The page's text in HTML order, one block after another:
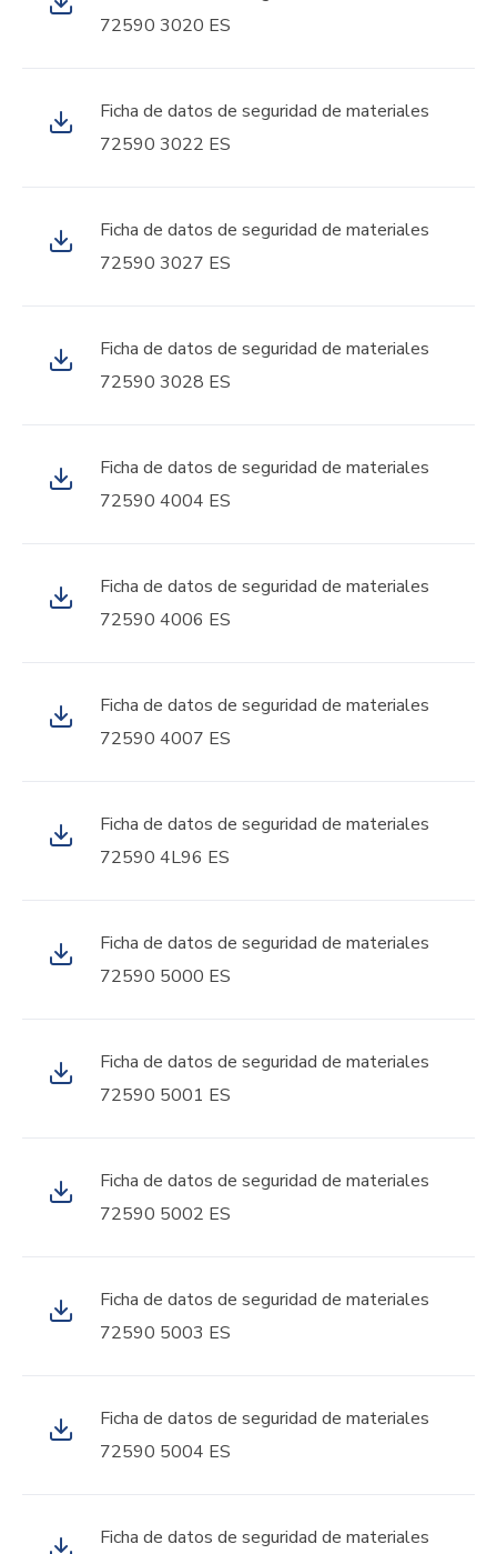
72590 3020 ES
Ficha de datos de seguridad de materiales
72590 3022 ES
Ficha de datos de seguridad de materiales
72590 3027 ES
Ficha de datos de seguridad de materiales
72590 3028 ES
Ficha de datos de seguridad de materiales
72590 4004 ES
Ficha de datos de seguridad de materiales
72590 4006 ES
Ficha de datos de seguridad de materiales
72590 4007 ES
Ficha de datos de seguridad de materiales
72590 4L96 ES
Ficha de datos de seguridad de materiales
72590 5000 ES
Ficha de datos de seguridad de materiales
72590 5001 ES
Ficha de datos de seguridad de materiales
72590 5002 ES
Ficha de datos de seguridad de materiales
72590 5003 ES
Ficha de datos de seguridad de materiales
72590 5004 ES
Ficha de datos de seguridad de materiales